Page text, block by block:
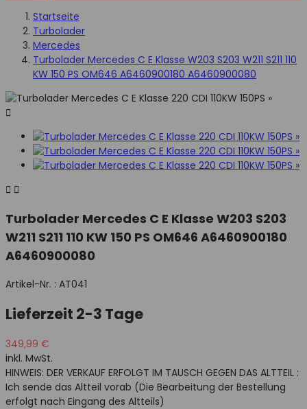
Startseite
Turbolader
Mercedes
Turbolader Mercedes C E Klasse W203 S203 W211 S211 110
KW 150 PS OM646 A6460900180 A6460900080

 
Turbolader Mercedes C E Klasse W203 S203
W211 S211 110 KW 150 PS OM646 A6460900180
A6460900080
Artikel-Nr. : AT041
Lieferzeit 2-3 Tage
349,99 €
inkl. MwSt.
HINWEIS: DER VERKAUF ERFOLGT IM TAUSCH GEGEN DAS ALTTEIL :
Ich sende das Altteil vorab (Die Bearbeitung der Bestellung
erfolgt nach Eingang des Altteils)